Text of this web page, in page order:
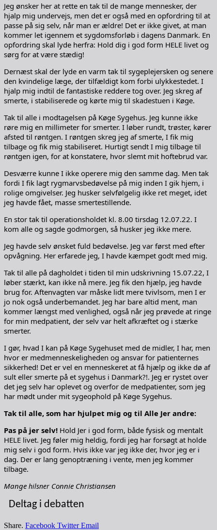
Jeg ønsker her at rette en tak til de mange mennesker, der
hjalp mig undervejs, men det er også med en opfordring til at
passe på sig selv, når man er ældre! Det er ikke givet, at man
kommer let igennem et sygdomsforløb i dagens Danmark. En
opfordring skal lyde herfra: Hold dig i god form HELE livet og
sørg for at være stædig!
Dernæst skal der lyde en varm tak til sygeplejersken og senere
den kvindelige læge, der tilfældigt kom forbi ulykkestedet. I
hjalp mig indtil de fantastiske reddere tog over. Jeg skreg af
smerte, i stabiliserede og kørte mig til skadestuen i Køge.
Tak til alle i modtagelsen på Køge Sygehus. Jeg kunne ikke
røre mig en millimeter for smerter. I løber rundt, trøster, kører
afsted til røntgen. I røntgen skreg jeg af smerte, I fik mig
tilbage og fik mig stabiliseret. Hurtigt sendt I mig tilbage til
røntgen igen, for at konstatere, hvor slemt mit hoftebrud var.
Desværre kunne I ikke operere mig den samme dag. Men tak
fordi I fik lagt rygmarvsbedøvelse på mig inden I gik hjem, i
rolige omgivelser. Jeg husker selvfølgelig ikke ret meget, idet
jeg havde fået, masse smertestillende.
En stor tak til operationsholdet kl. 8.00 tirsdag 12.07.22. I
kom alle og sagde godmorgen, så husker jeg ikke mere.
Jeg havde selv ønsket fuld bedøvelse. Jeg var først med efter
opvågning. Her erfarede jeg, I havde kæmpet godt med mig.
Tak til alle på dagholdet i tiden til min udskrivning 15.07.22, I
løber stærkt, kan ikke nå mere. Jeg fik den hjælp, jeg havde
brug for. Aftenvagten var måske lidt mere tvivlsom, men I er
jo nok også underbemandet. Jeg har bare altid ment, man
kommer længst med venlighed, også når jeg prøvede at ringe
for min medpatient, der selv var helt afkræftet og i stærke
smerter.
I gør, hvad I kan på Køge Sygehuset med de midler, I har, men
hvor er medmenneskeligheden og ansvar for patienternes
sikkerhed! Det er vel en menneskeret at få hjælp og ikke dø af
sult eller smerte på et sygehus i Danmark?!. Jeg er rystet over
det jeg selv har oplevet og overfor de medpatienter, som jeg
har mødt under mit sygeophold på Køge Sygehus.
Tak til alle, som har hjulpet mig og til Alle Jer andre:
Pas på jer selv! Hold Jer i god form, både fysisk og mentalt
HELE livet. Jeg føler mig heldig, fordi jeg har forsøgt at holde
mig selv i god form. Hvis ikke var jeg ikke der, hvor jeg er i
dag. Der er lang genoptræning i vente, men jeg kommer
tilbage.
Mange hilsner Connie Christiansen
Deltag i debatten
Share. Facebook Twitter Email